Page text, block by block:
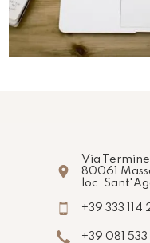
Via Termine
80061
loc.
+39 333 114
+39 081 533